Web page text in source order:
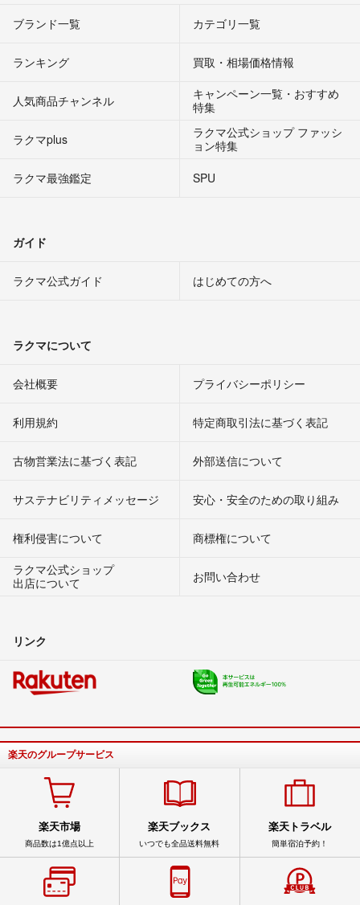
ブランド一覧 カテゴリ一覧
ランキング 買取・相場価格情報
人気商品チャンネル
キャンペーン一覧・おすすめ
特集
ラクマplus
ラクマ公式ショップ ファッシ
ョン特集
ラクマ最強鑑定
SPU
ガイド
ラクマ公式ガイド はじめての方へ
ラクマについて
会社概要 プライバシーポリシー
利用規約 特定商取引法に基づく表記
古物営業法に基づく表記 外部送信について
サステナビリティメッセージ 安心・安全のための取り組み
権利侵害について
商標権について
ラクマ公式ショップ
出店について
お問い合わせ
リンク
楽天のグループサービス
楽天市場
商品数は1億点以上
楽天ブックス
いつでも全品送料無料
楽天トラベル
簡単宿泊予約！